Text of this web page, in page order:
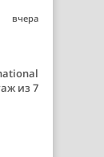
вчера
из 7